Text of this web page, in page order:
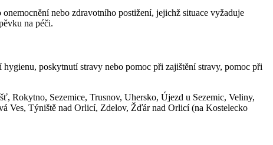
nebo zdravotního postižení, jejichž situace vyžaduje
na péči.
poskytnutí stravy nebo pomoc při zajištění stravy, pomoc při
Rokytno, Sezemice, Trusnov, Uhersko, Újezd u Sezemic, Veliny,
Ves, Týniště nad Orlicí, Zdelov, Žďár nad Orlicí (na Kostelecko